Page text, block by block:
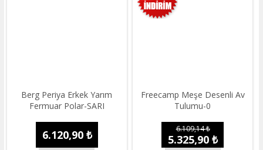
Berg Periya Erkek Yarım
Fermuar Polar-SARI
6.120,90 ₺
Freecamp Meşe Desenli Av
Tulumu-0
6.109,14 ₺
5.325,90 ₺